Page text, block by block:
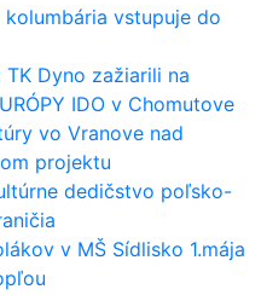
vstupuje do
Dyno zažiarili na
IDO v Chomutove
vo Vranove nad
projektu
dedičstvo poľsko-
v MŠ Sídlisko 1.mája